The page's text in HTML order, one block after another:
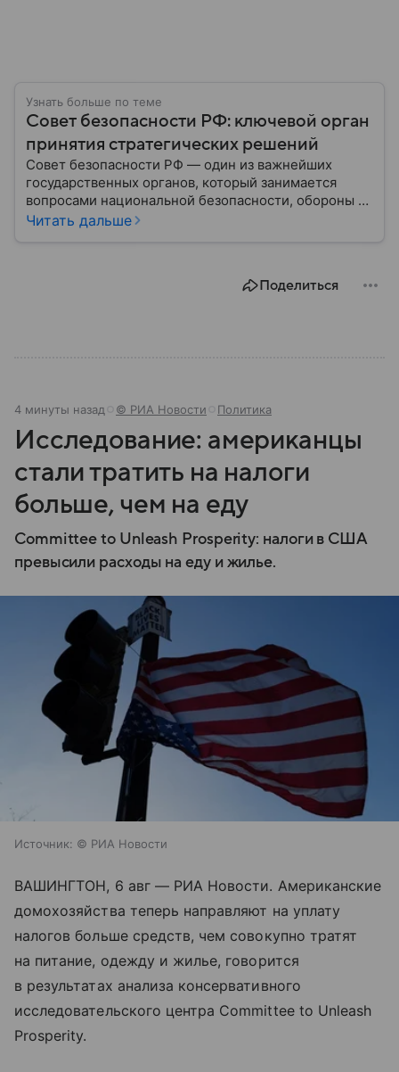
Узнать больше по теме
Совет безопасности РФ: ключевой орган
принятия стратегических решений
Совет безопасности РФ — один из важнейших
государственных органов, который занимается
вопросами национальной безопасности, обороны и
стратегического планирования. В этом материале
Читать дальше
Поделиться
4 минуты назад © РИА Новости Политика
Исследование: американцы
стали тратить на налоги
больше, чем на еду
Committee to Unleash Prosperity: налоги в США
превысили расходы на еду и жилье.
Источник: © РИА Новости
ВАШИНГТОН, 6 авг — РИА Новости. Американские
домохозяйства теперь направляют на уплату
налогов больше средств, чем совокупно тратят
на питание, одежду и жилье, говорится
в результатах анализа консервативного
исследовательского центра Committee to Unleash
Prosperity.